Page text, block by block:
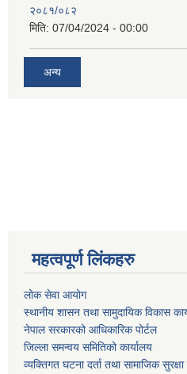
२०८१/०८२
मिति: 07/04/2024 - 00:00
अन्य
महत्वपूर्ण लिंकहरु
लोक सेवा आयोग
स्थानीय शासन तथा सामुदायिक विकास
नेपाल सरकारको आधिकारिक पोर्टल
जिल्ला समन्वय समितिको कार्यालय
व्यक्तिगत घटना दर्ता तथा सामाजिक